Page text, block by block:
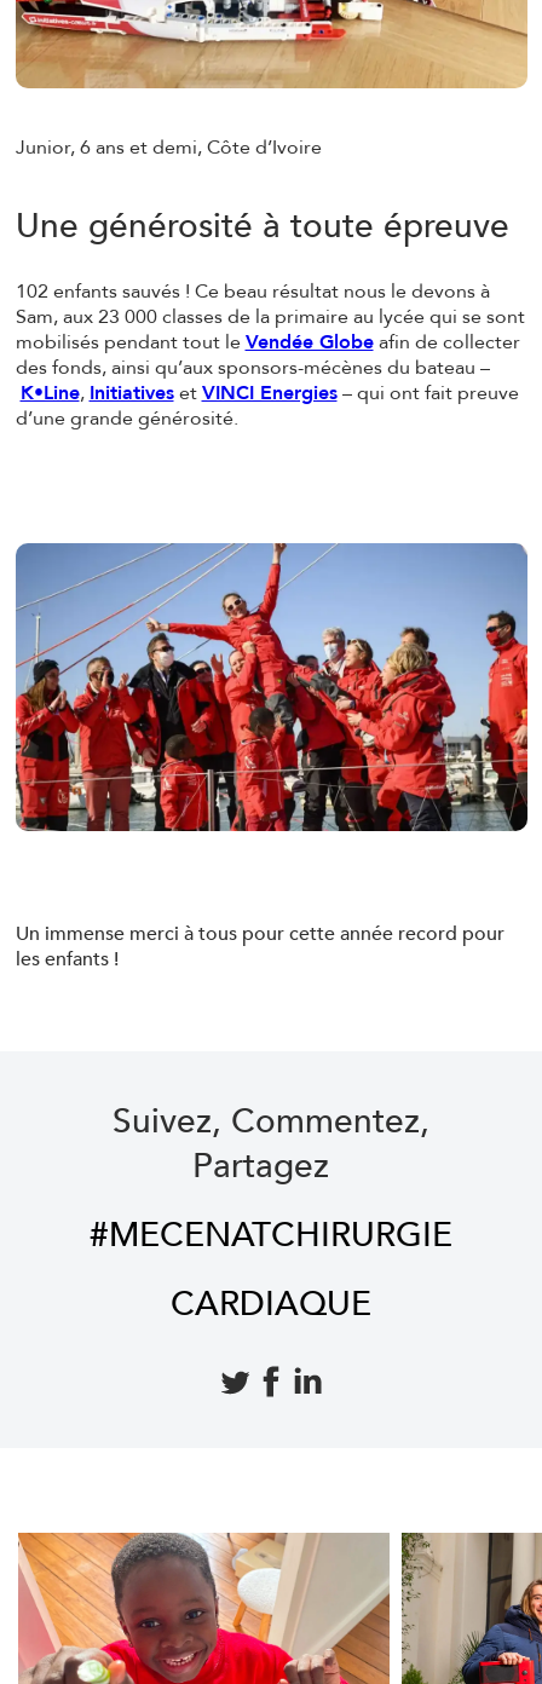
Junior, 6 ans et demi, Côte d’Ivoire
Une générosité à toute épreuve
102 enfants sauvés ! Ce beau résultat nous le devons à
Sam, aux 23 000 classes de la primaire au lycée qui se sont
mobilisés pendant tout leVendée Globeafin de collecter
des fonds, ainsi qu’aux sponsors-mécènes du bateau –
K•Line, InitiativesetVINCI Energies– qui ont fait preuve
d’une grande générosité.
Un immense merci à tous pour cette année record pour
les enfants !
Suivez, Commentez,
Partagez
#MECENATCHIRURGIE
CARDIAQUE